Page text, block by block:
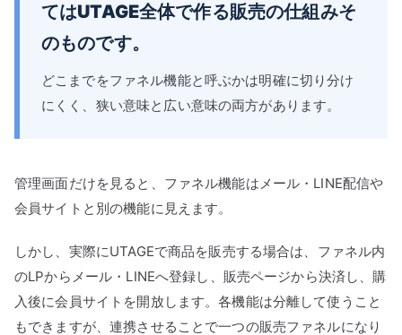
てはUTAGE全体で作る販売の仕組みそ
のものです。
どこまでをファネル機能と呼ぶかは明確に切り分け
にくく、狭い意味と広い意味の両方があります。
管理画面だけを見ると、ファネル機能はメール・LINE配信や
会員サイトと別の機能に見えます。
しかし、実際にUTAGEで商品を販売する場合は、ファネル内
のLPからメール・LINEへ登録し、販売ページから決済し、購
入後に会員サイトを開放します。各機能は分離して使うこと
もできますが、連携させることで一つの販売ファネルになり